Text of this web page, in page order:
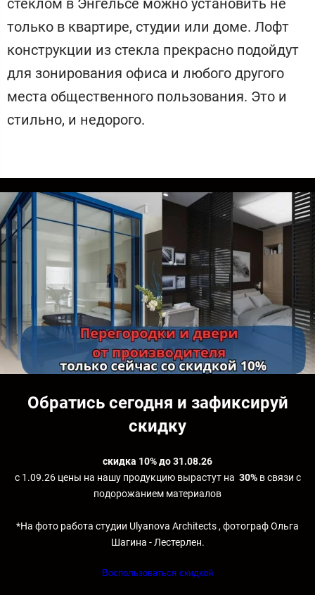
только в квартире, студии или доме. Лофт
конструкции из стекла прекрасно подойдут
для зонирования офиса и любого другого
места общественного пользования. Это и
стильно, и недорого.
Обратись сегодня и зафиксируй
скидку
скидка 10% до 31.08.26
с 1.09.26 цены на нашу продукцию вырастут на 30%в связи с
подорожанием материалов
*На фото работа студии Ulyanova Architects , фотограф Ольга
Шагина - Лестерлен.
Воспользоваться скидкой